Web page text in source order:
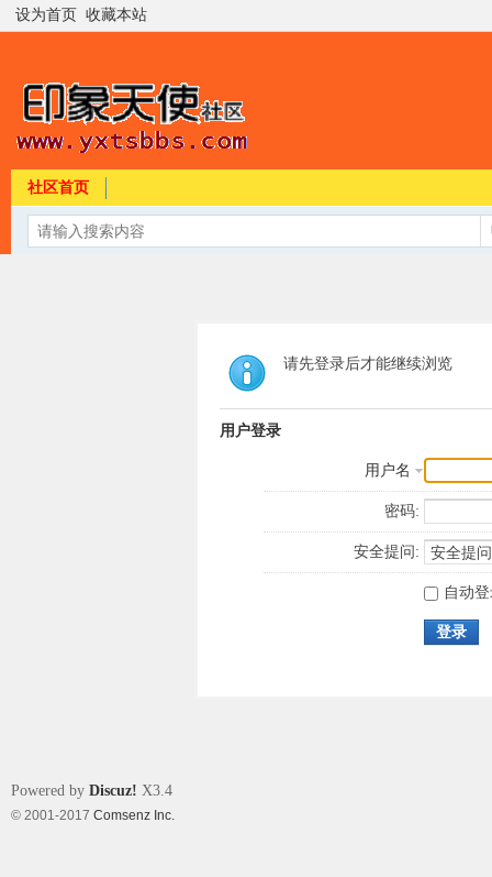
设为首页 收藏本站
社区首页
请先登录后才能继续浏览
用户登录
用户名
密码:
安全提问:
自动
登录
Powered by Discuz! X3.4
© 2001-2017 Comsenz Inc.